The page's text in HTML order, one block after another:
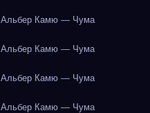
Альбер Камю — Чума
Альбер Камю — Чума
Альбер Камю — Чума
Альбер Камю — Чума